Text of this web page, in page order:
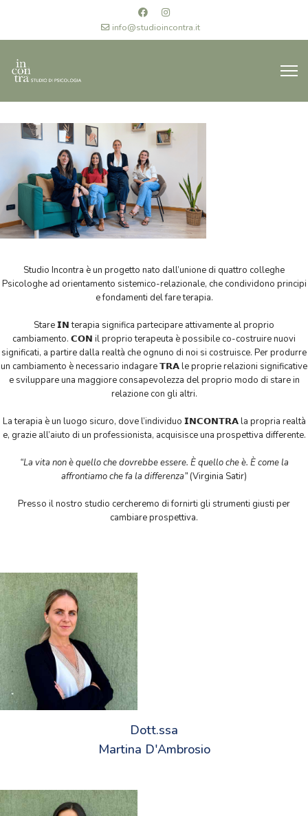
info@studioincontra.it
Studio Incontra è un progetto nato dall’unione di quattro colleghe
Psicologhe ad orientamento sistemico-relazionale, che condividono principi
e fondamenti del fare terapia.
Stare 𝗜𝗡 terapia significa partecipare attivamente al proprio
cambiamento. 𝗖𝗢𝗡 il proprio terapeuta è possibile co-costruire nuovi
significati, a partire dalla realtà che ognuno di noi si costruisce. Per produrre
un cambiamento è necessario indagare 𝗧𝗥𝗔 le proprie relazioni significative
e sviluppare una maggiore consapevolezza del proprio modo di stare in
relazione con gli altri.
La terapia è un luogo sicuro, dove l’individuo 𝗜𝗡𝗖𝗢𝗡𝗧𝗥𝗔 la propria realtà
e, grazie all’aiuto di un professionista, acquisisce una prospettiva differente.
“La vita non è quello che dovrebbe essere. È quello che è. È come la
affrontiamo che fa la differenza”(Virginia Satir)
Presso il nostro studio cercheremo di fornirti gli strumenti giusti per
cambiare prospettiva.
Dott.ssa
Martina D'Ambrosio